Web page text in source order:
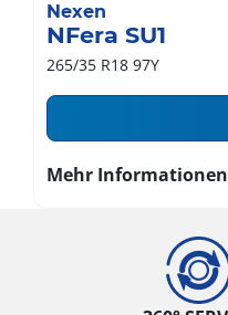
Nexen
NFera SU1
265/35 R18 97Y
Mehr Informationen